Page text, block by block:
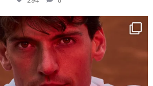
One last dance at home
This week at...
321
9